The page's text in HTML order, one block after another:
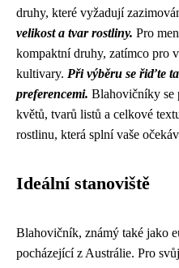
druhy, které vyžadují
velikost a tvar rostliny. Pro
kompaktní druhy, zatímco pro
kultivary. Při výběru se řiďte
preferencemi. Blahovičníky se
květů, tvarů listů a celkové
rostlinu, která splní vaše
Ideální stanoviště
Blahovičník, známý také jako
pocházející z Austrálie. Pro